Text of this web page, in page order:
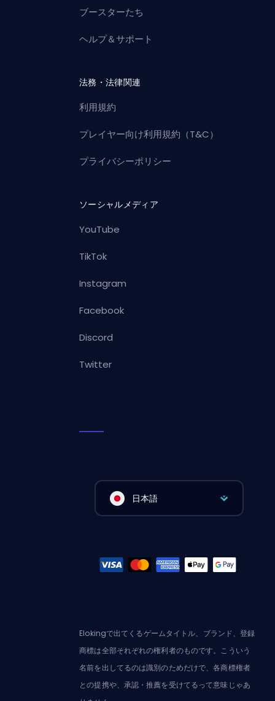
ブースターたち
ヘルプ＆サポート
法務・法律関連
利用規約
プレイヤー向け利用規約（T&C）
プライバシーポリシー
ソーシャルメディア
YouTube
TikTok
Instagram
Facebook
Discord
Twitter
日本語
Elokingで出てくるゲームタイトル、ブランド、登録
商標は全部それぞれの権利者のものです。こういう
名前を出してるのは識別のためだけで、各商標権者
との提携や、承認・推薦を受けてるって意味じゃあ